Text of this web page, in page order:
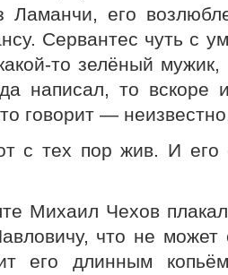
Ламанчи, его
Сервантес чуть с
то зелёный мужик,
написал, то вскоре
говорит —
с тех пор жив. И его
Михаил Чехов
что не может
его длинным